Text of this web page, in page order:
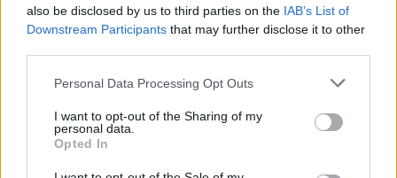
also be disclosed by us to third parties on the IAB’s List of
Downstream Participants that may further disclose it to other
Personal Data Processing Opt Outs
I want to opt-out of the Sharing of my
personal data.
Opted In
Toon kaart